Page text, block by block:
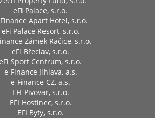
eFi Palace, s.r.o.
Apart Hotel, s.r.o.
eFi Palace Resort, s.r.o.
Zámek Račice, s.r.o.
eFi Břeclav, s.r.o.
eFi Sport Centrum, s.r.o.
e-Finance Jihlava, a.s.
e-Finance CZ, a.s.
EFI Pivovar, s.r.o.
EFI Hostinec, s.r.o.
EFI Byty, s.r.o.